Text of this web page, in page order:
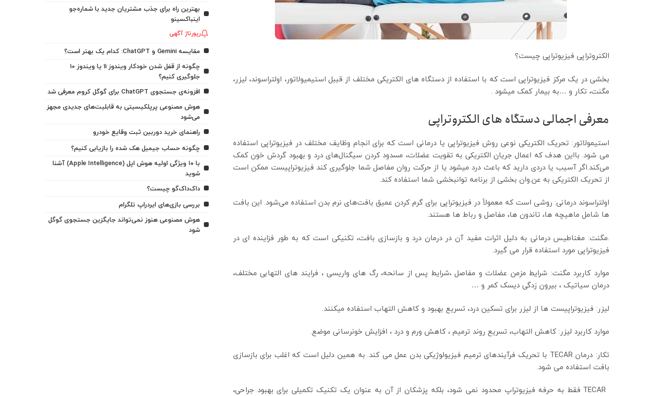
الکتروتراپی فیزیوتراپی چیست؟
بخشی در یک مرکز فیزیوتراپی است که با استفاده از دستگاه های الکتریکی مختلف از قببل استیمیولاتور، اولتراسوند، لیزر،
مگنت، تکار و …به بیمار کمک میشود .
معرفی اجمالی دستگاه های الکتروتراپی
استیمولاتور: تحریک الکتریکی نوعی روش فیزیوتراپی یا درمانی است که برای انجام وظایف مختلف در فیزیوتراپی استفاده
می شود. بااین هدف که اعمال جریان الکتریکی به تقویت عضلات، مسدود کردن سیگنال‌های درد و بهبود گردش خون کمک
می‌کند.اگر آسیب یا دردی دارید که باعث درد میشود یا از حرکت روان مفاصل شما جلوگیری کند فیزیوتراپیست ممکن است
از تحریک الکتریکی به عن.وان بخشی از برنامه توانبخشی شما استفاده کند.
اولتراسوند درمانی: روشی است که معمولاً در فیزیوتراپی برای گرم کردن عمیق بافت‌های نرم بدن استفاده می‌شود. این بافت
ها شامل ماهیچه ها، تاندون ها، مفاصل و رباط ها هستند.
.مگنت: مغناطیس درمانی به دلیل اثرات مفید آن در درمان درد و بازسازی بافت، تکنیکی است که به طور فزاینده ای در
فیزیوتراپی مورد استفاده قرار می گیرد.
موارد کاربرد مگنت: شرایط مزمن عضلات و مفاصل ،شرایط پس از سانحه، رگ های واریسی ، فرایند های التهابی مختلف،
درمان سیاتیک ، بیرون زدگی دیسک کمر و …
لیزر: فیزیوتراپیست ها از لیزر برای تسکین درد، تسریع بهبود و کاهش التهاب استفاده میکنند.
موارد کاربرد لیزر: کاهش التهاب، تسریع روند ترمیم ، کاهش ورم و درد ، افزایش خونرسانی موضع.
تکار: درمان TECAR با تحریک فرآیندهای ترمیم فیزیولوژیکی بدن عمل می کند. به همین دلیل است که اغلب برای بازسازی
بافت استفاده می شود.
TECAR فقط به حرفه فیزیوتراپ محدود نمی شود، بلکه پزشکان از آن به عنوان یک تکنیک تکمیلی برای بهبود جراحی،
بهترین راه برای جذب مشتریان جدید با شماره‌جو
اینباکسینو
رپورتاژ آگهی
مقایسه Gemini و ChatGPT: کدام یک بهتر است؟
چگونه از قفل شدن خودکار ویندوز 11 یا ویندوز 10
جلوگیری کنیم؟
افزونه‌ی جستجوی ChatGPT برای گوگل کروم معرفی شد
هوش مصنوعی پرپلکیسیتی به قابلیت‌های جدیدی مجهز
می‌شود
راهنمای خرید دوربین ثبت وقایع خودرو
چگونه حساب جیمیل هک شده را بازیابی کنیم؟
با ۱۰ ویژگی اولیه هوش اپل (Apple Intelligence) آشنا
شوید
داک‌داک‌گو چیست؟
بررسی بازی‌های ایردراپ تلگرام
هوش مصنوعی هنوز نمی‌تواند جایگزین جستجوی گوگل
شود